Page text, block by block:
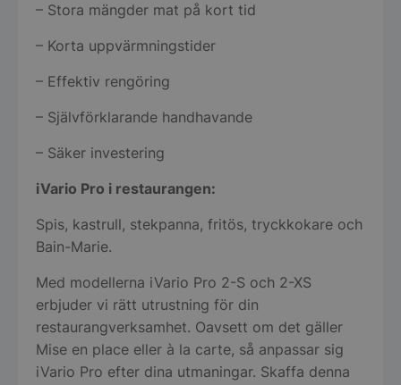
– Stora mängder mat på kort tid
– Korta uppvärmningstider
– Effektiv rengöring
– Självförklarande handhavande
– Säker investering
iVario Pro i restaurangen:
Spis, kastrull, stekpanna, fritös, tryckkokare och
Bain-Marie.
Med modellerna iVario Pro 2-S och 2-XS
erbjuder vi rätt utrustning för din
restaurangverksamhet. Oavsett om det gäller
Mise en place eller à la carte, så anpassar sig
iVario Pro efter dina utmaningar. Skaffa denna